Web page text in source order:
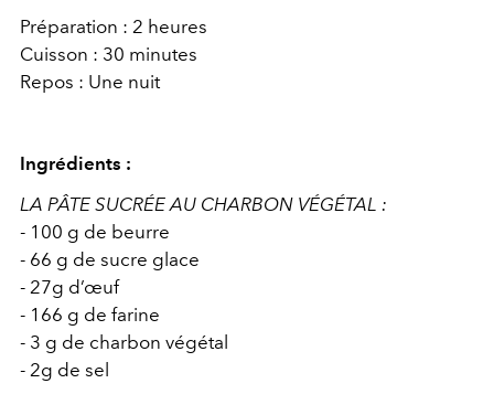
Préparation : 2 heures
Cuisson : 30 minutes
Repos : Une nuit
Ingrédients :
LA PÂTE SUCRÉE AU CHARBON VÉGÉTAL :
- 100 g de beurre
- 66 g de sucre glace
- 27g d’œuf
- 166 g de farine
- 3 g de charbon végétal
- 2g de sel